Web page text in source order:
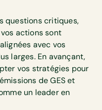
questions critiques,
actions sont
avec vos
larges. En avançant,
vos stratégies pour
de GES et
un leader en